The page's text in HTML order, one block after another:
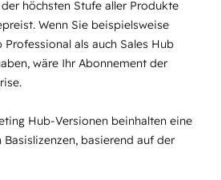
höchsten Stufe aller Produkte
Wenn Sie beispielsweise
als auch Sales Hub
wäre Ihr Abonnement der
Hub-Versionen beinhalten eine
basierend auf der